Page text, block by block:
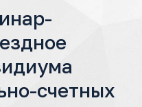
счетных